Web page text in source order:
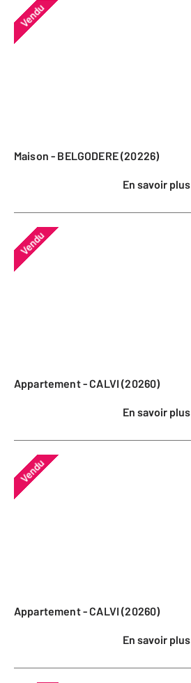
Vendu
Maison - BELGODERE (20226)
En savoir plus
Vendu
Appartement - CALVI (20260)
En savoir plus
Vendu
Appartement - CALVI (20260)
En savoir plus